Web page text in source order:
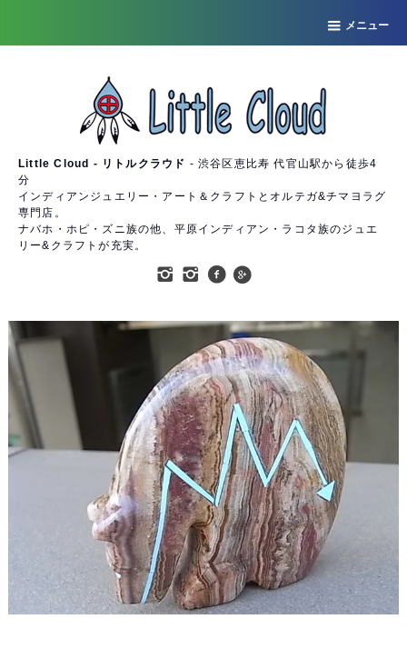
メニュー
Little Cloud - リトルクラウド - 渋谷区恵比寿 代官山駅から徒歩4
分
インディアンジュエリー・アート＆クラフトとオルテガ&チマヨラグ
専門店。
ナバホ・ホピ・ズニ族の他、平原インディアン・ラコタ族のジュエ
リー&クラフトが充実。